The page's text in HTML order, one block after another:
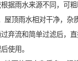
据雨水来源不同，可粗
屋顶雨水相对干净，杂
弃流和简单过滤后，
使用。